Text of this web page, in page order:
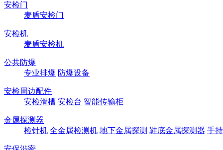
安检门
麦盾安检门
安检机
麦盾安检机
公共防爆
专业排爆 防爆设备
安检周边配件
安检滑槽 安检台 智能传输柜
金属探测器
检针机 全金属检测机 地下金属探测 鞋底金属探测器 手